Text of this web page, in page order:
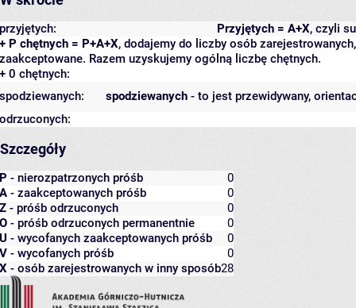
Przyjętych = A+X, czyli
przyjętych:
+ P chętnych = P+A+X, dodajemy do liczby osób
zaakceptowane. Razem uzyskujemy ogólną liczbę chętnych.
+ 0 chętnych:
spodziewanych - to jest przewidywany,
spodziewanych:
odrzuconych:
Szczegóły
P - nierozpatrzonych próśb
0
A - zaakceptowanych próśb
0
Z - próśb odrzuconych
0
O - próśb odrzuconych permanentnie
0
U - wycofanych zaakceptowanych próśb
0
V - wycofanych próśb
0
X - osób zarejestrowanych w inny sposób28